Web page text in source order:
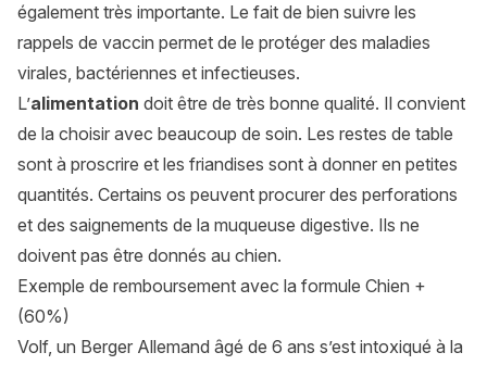
également très importante. Le fait de bien suivre les
rappels de vaccin permet de le protéger des maladies
virales, bactériennes et infectieuses.
L’alimentation doit être de très bonne qualité. Il convient
de la choisir avec beaucoup de soin. Les restes de table
sont à proscrire et les friandises sont à donner en petites
quantités. Certains os peuvent procurer des perforations
et des saignements de la muqueuse digestive. Ils ne
doivent pas être donnés au chien.
Exemple de remboursement avec la formule Chien +
(60%)
Volf, un Berger Allemand âgé de 6 ans s’est intoxiqué à la